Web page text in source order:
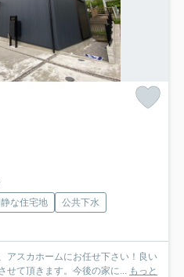
な住宅地
公共下水
アスカホームにお任せ下さい！良い
せて頂きます。今後の家に...
もっと